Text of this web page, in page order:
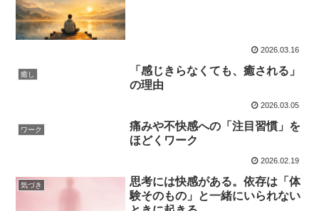
2026.03.16
癒し
「感じきらなくても、癒される」
の理由
2026.03.05
ワーク
痛みや不快感への「注目習慣」を
ほどくワーク
2026.02.19
気づき
思考には快感がある。依存は「体
験そのもの」と一緒にいられない